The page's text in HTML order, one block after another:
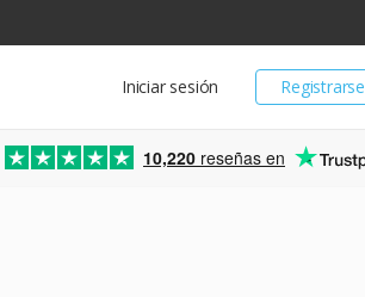
Registrarse
Iniciar sesión
10,220 reseñas en